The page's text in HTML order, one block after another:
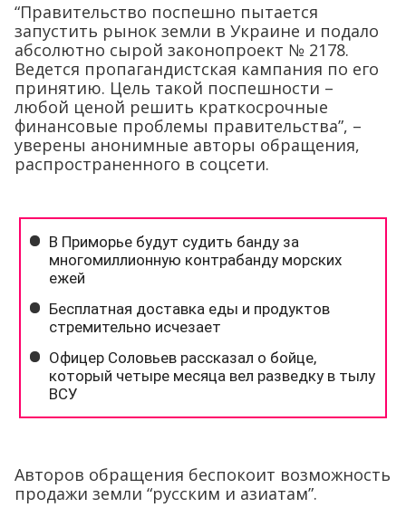
“Правительство поспешно пытается
запустить рынок земли в Украине и подало
абсолютно сырой законопроект № 2178.
Ведется пропагандистская кампания по его
принятию. Цель такой поспешности –
любой ценой решить краткосрочные
финансовые проблемы правительства”, –
уверены анонимные авторы обращения,
распространенного в соцсети.
Авторов обращения беспокоит возможность
продажи земли “русским и азиатам”.